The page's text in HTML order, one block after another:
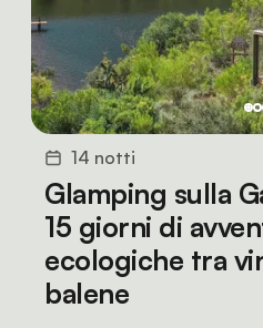
14 notti
Glamping sulla
15 giorni di
ecologiche tra
balene